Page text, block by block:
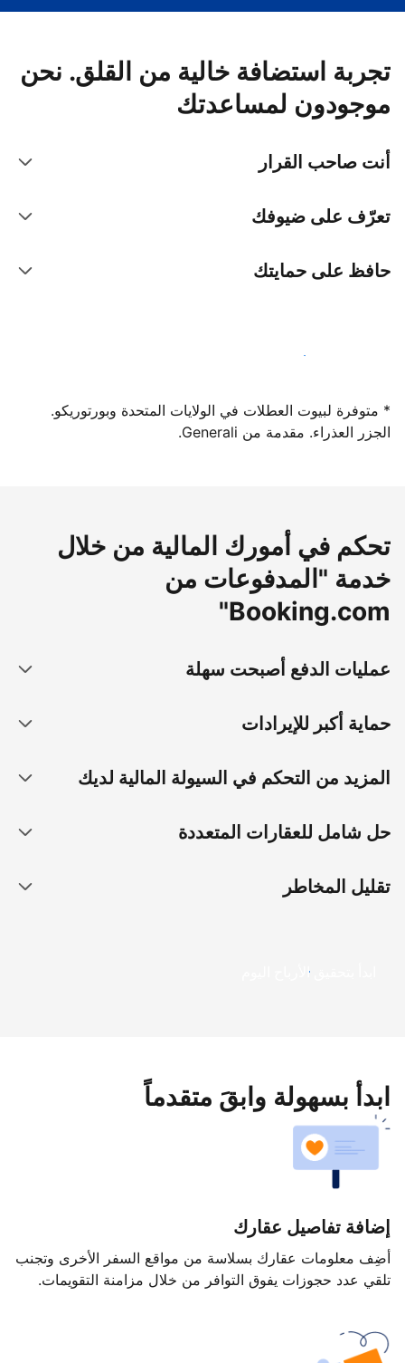
تجربة استضافة خالية من القلق. نحن
موجودون لمساعدتك
أنت صاحب القرار
تعرّف على ضيوفك
حافظ على حمايتك
سجِّل كمضيف لدينا اليوم
* متوفرة لبيوت العطلات في الولايات المتحدة وبورتوريكو.
الجزر العذراء. مقدمة من Generali.
تحكم في أمورك المالية من خلال
خدمة "المدفوعات من
Booking.com"
عمليات الدفع أصبحت سهلة
حماية أكبر للإيرادات
المزيد من التحكم في السيولة المالية لديك
حل شامل للعقارات المتعددة
تقليل المخاطر
ابدأ بتحقيق الأرباح اليوم
ابدأ بسهولة وابقَ متقدماً
إضافة تفاصيل عقارك
أضِف معلومات عقارك بسلاسة من مواقع السفر الأخرى وتجنب
تلقي عدد حجوزات يفوق التوافر من خلال مزامنة التقويمات.